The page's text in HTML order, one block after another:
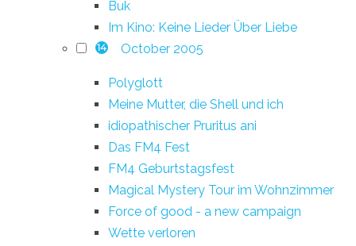
Buk
Im Kino: Keine Lieder Über Liebe
14 October 2005
Polyglott
Meine Mutter, die Shell und ich
idiopathischer Pruritus ani
Das FM4 Fest
FM4 Geburtstagsfest
Magical Mystery Tour im Wohnzimmer
Force of good - a new campaign
Wette verloren